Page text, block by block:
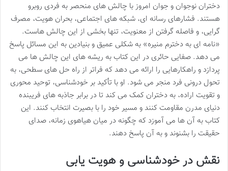
دختران نوجوان و جوان امروز با چالش های منحصر به فردی روبرو
هستند. فشارهای رسانه ای، شبکه های اجتماعی، بحران هویت، مصرف
گرایی، و فاصله گرفتن از معنویت، تنها بخشی از این چالش هاست.
«نامه ای به دخترم منیره» به شکلی عمیق و بنیادین به این مسائل پاسخ
می دهد. صفایی حائری در این کتاب به ریشه های این چالش ها می
پردازد و راهکارهایی را ارائه می دهد که فراتر از راه حل های سطحی، به
تحول درونی فرد منجر می شود. او با تأکید بر خودشناسی، توحید محوری
و تقویت اراده، به دختران کمک می کند تا در برابر جاذبه های فریبنده
دنیای مدرن مقاومت کنند و مسیر خود را با بصیرت انتخاب کنند. این
کتاب به آن ها می آموزد که چگونه در میان هیاهوی زمانه، صدای
حقیقت را بشنوند و به آن پاسخ دهند.
نقش در خودشناسی و هویت یابی